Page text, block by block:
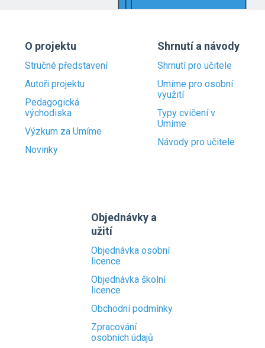
O projektu
Stručné představení
Autoři projektu
Pedagogická
východiska
Výzkum za Umíme
Novinky
Shrnutí a návody
Shrnutí pro učitele
Umíme pro osobní
využití
Typy cvičení v
Umíme
Návody pro učitele
Objednávky a
užití
Objednávka osobní
licence
Objednávka školní
licence
Obchodní podmínky
Zpracování
osobních údajů